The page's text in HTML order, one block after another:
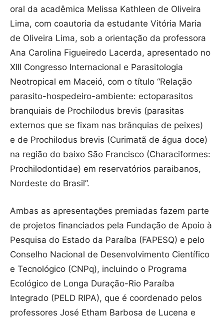
oral da acadêmica Melissa Kathleen de Oliveira
Lima, com coautoria da estudante Vitória Maria
de Oliveira Lima, sob a orientação da professora
Ana Carolina Figueiredo Lacerda, apresentado no
XIII Congresso Internacional e Parasitologia
Neotropical em Maceió, com o título “Relação
parasito-hospedeiro-ambiente: ectoparasitos
branquiais de Prochilodus brevis (parasitas
externos que se fixam nas brânquias de peixes)
e de Prochilodus brevis (Curimatã de água doce)
na região do baixo São Francisco (Characiformes:
Prochilodontidae) em reservatórios paraibanos,
Nordeste do Brasil”.
Ambas as apresentações premiadas fazem parte
de projetos financiados pela Fundação de Apoio à
Pesquisa do Estado da Paraíba (FAPESQ) e pelo
Conselho Nacional de Desenvolvimento Científico
e Tecnológico (CNPq), incluindo o Programa
Ecológico de Longa Duração-Rio Paraíba
Integrado (PELD RIPA), que é coordenado pelos
professores José Etham Barbosa de Lucena e